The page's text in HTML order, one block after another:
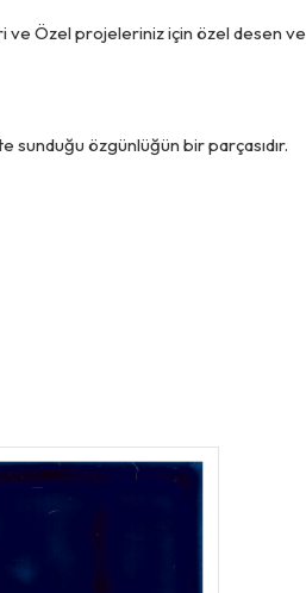
ve Özel projeleriniz için özel desen ve
sunduğu özgünlüğün bir parçasıdır.